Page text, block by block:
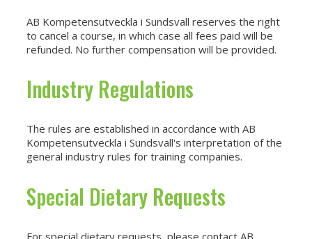
AB Kompetensutveckla i Sundsvall reserves the right
to cancel a course, in which case all fees paid will be
refunded. No further compensation will be provided.
Industry Regulations
The rules are established in accordance with AB
Kompetensutveckla i Sundsvall's interpretation of the
general industry rules for training companies.
Special Dietary Requests